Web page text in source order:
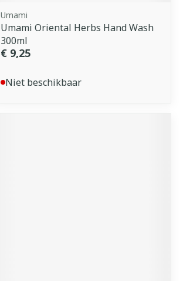
Umami
Umami Oriental Herbs Hand Wash
300ml
€ 9,25
Niet beschikbaar